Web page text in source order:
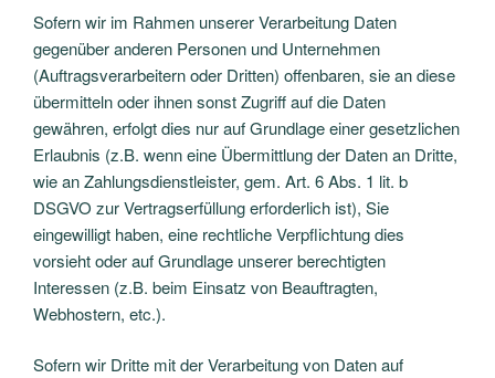
Sofern wir im Rahmen unserer Verarbeitung Daten
gegenüber anderen Personen und Unternehmen
(Auftragsverarbeitern oder Dritten) offenbaren, sie an diese
übermitteln oder ihnen sonst Zugriff auf die Daten
gewähren, erfolgt dies nur auf Grundlage einer gesetzlichen
Erlaubnis (z.B. wenn eine Übermittlung der Daten an Dritte,
wie an Zahlungsdienstleister, gem. Art. 6 Abs. 1 lit. b
DSGVO zur Vertragserfüllung erforderlich ist), Sie
eingewilligt haben, eine rechtliche Verpflichtung dies
vorsieht oder auf Grundlage unserer berechtigten
Interessen (z.B. beim Einsatz von Beauftragten,
Webhostern, etc.).
Sofern wir Dritte mit der Verarbeitung von Daten auf